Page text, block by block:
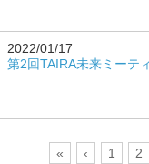
2022/01/17
第2回TAIRA未来ミー
« ‹ 1 2